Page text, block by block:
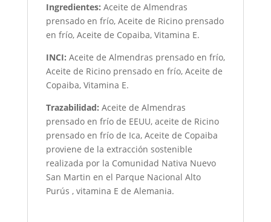
Ingredientes: Aceite de Almendras
prensado en frío, Aceite de Ricino prensado
en frío, Aceite de Copaiba, Vitamina E.
INCI: Aceite de Almendras prensado en frío,
Aceite de Ricino prensado en frío, Aceite de
Copaiba, Vitamina E.
Trazabilidad: Aceite de Almendras
prensado en frío de EEUU, aceite de Ricino
prensado en frío de Ica, Aceite de Copaiba
proviene de la extracción sostenible
realizada por la Comunidad Nativa Nuevo
San Martin en el Parque Nacional Alto
Purús , vitamina E de Alemania.